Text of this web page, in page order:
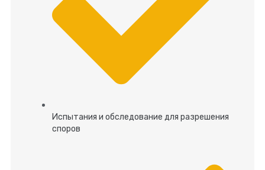
Испытания и обследование для разрешения
споров